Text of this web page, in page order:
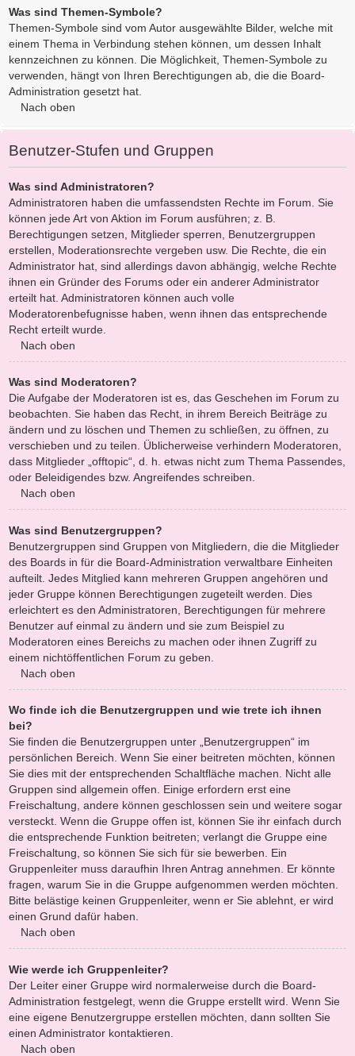
Was sind Themen-Symbole?
Themen-Symbole sind vom Autor ausgewählte Bilder, welche mit
einem Thema in Verbindung stehen können, um dessen Inhalt
kennzeichnen zu können. Die Möglichkeit, Themen-Symbole zu
verwenden, hängt von Ihren Berechtigungen ab, die die Board-
Administration gesetzt hat.
Nach oben
Benutzer-Stufen und Gruppen
Was sind Administratoren?
Administratoren haben die umfassendsten Rechte im Forum. Sie
können jede Art von Aktion im Forum ausführen; z. B.
Berechtigungen setzen, Mitglieder sperren, Benutzergruppen
erstellen, Moderationsrechte vergeben usw. Die Rechte, die ein
Administrator hat, sind allerdings davon abhängig, welche Rechte
ihnen ein Gründer des Forums oder ein anderer Administrator
erteilt hat. Administratoren können auch volle
Moderatorenbefugnisse haben, wenn ihnen das entsprechende
Recht erteilt wurde.
Nach oben
Was sind Moderatoren?
Die Aufgabe der Moderatoren ist es, das Geschehen im Forum zu
beobachten. Sie haben das Recht, in ihrem Bereich Beiträge zu
ändern und zu löschen und Themen zu schließen, zu öffnen, zu
verschieben und zu teilen. Üblicherweise verhindern Moderatoren,
dass Mitglieder „offtopic“, d. h. etwas nicht zum Thema Passendes,
oder Beleidigendes bzw. Angreifendes schreiben.
Nach oben
Was sind Benutzergruppen?
Benutzergruppen sind Gruppen von Mitgliedern, die die Mitglieder
des Boards in für die Board-Administration verwaltbare Einheiten
aufteilt. Jedes Mitglied kann mehreren Gruppen angehören und
jeder Gruppe können Berechtigungen zugeteilt werden. Dies
erleichtert es den Administratoren, Berechtigungen für mehrere
Benutzer auf einmal zu ändern und sie zum Beispiel zu
Moderatoren eines Bereichs zu machen oder ihnen Zugriff zu
einem nichtöffentlichen Forum zu geben.
Nach oben
Wo finde ich die Benutzergruppen und wie trete ich ihnen
bei?
Sie finden die Benutzergruppen unter „Benutzergruppen“ im
persönlichen Bereich. Wenn Sie einer beitreten möchten, können
Sie dies mit der entsprechenden Schaltfläche machen. Nicht alle
Gruppen sind allgemein offen. Einige erfordern erst eine
Freischaltung, andere können geschlossen sein und weitere sogar
versteckt. Wenn die Gruppe offen ist, können Sie ihr einfach durch
die entsprechende Funktion beitreten; verlangt die Gruppe eine
Freischaltung, so können Sie sich für sie bewerben. Ein
Gruppenleiter muss daraufhin Ihren Antrag annehmen. Er könnte
fragen, warum Sie in die Gruppe aufgenommen werden möchten.
Bitte belästige keinen Gruppenleiter, wenn er Sie ablehnt, er wird
einen Grund dafür haben.
Nach oben
Wie werde ich Gruppenleiter?
Der Leiter einer Gruppe wird normalerweise durch die Board-
Administration festgelegt, wenn die Gruppe erstellt wird. Wenn Sie
eine eigene Benutzergruppe erstellen möchten, dann sollten Sie
einen Administrator kontaktieren.
Nach oben